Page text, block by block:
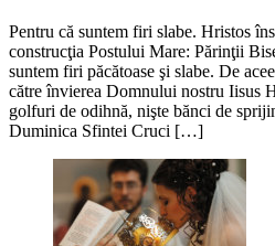
Pentru că suntem firi slabe. Hristos
construcţia Postului Mare: Părinţii
suntem firi păcătoase şi slabe. De
către învierea Domnu­lui nostru Iisus
golfuri de odihnă, nişte bănci de
Duminica Sfintei Cruci […]